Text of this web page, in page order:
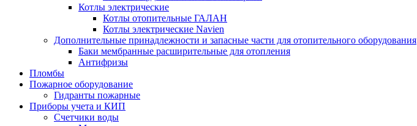
Котлы электрические
Котлы отопительные ГАЛАН
Котлы электрические Navien
Дополнительные принадлежности и запасные части для отопительного оборудования
Баки мембранные расширительные для отопления
Антифризы
Пломбы
Пожарное оборудование
Гидранты пожарные
Приборы учета и КИП
Счетчики воды